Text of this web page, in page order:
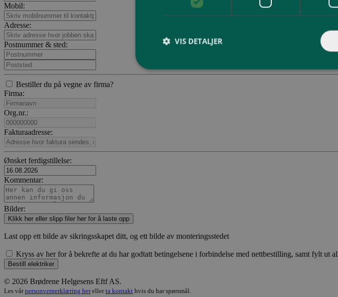
Mobil:
Adresse:
Postnummer & sted:
Bestiller du på vegne av firma?
Firma:
Org.nr.:
Fakturaadresse:
Ønsket ferdigstillelse:
Kommentar:
Bilder:
Klikk her eller slipp filer her for å laste opp
Last opp ett bilde av sikringsskapet ditt, og ett bilde av monteringsstedet
Kryss av her for å bekrefte at du har godtatt betingelsene i forbindelse med nettbestilling, samt fylt ut
Bestill elektriker
© 2026 Brødrene Helgesens Eftf AS.
Les vårpersonvernerklæring herellerta kontakt hvis du har spørsmål.
VIS DETALJER